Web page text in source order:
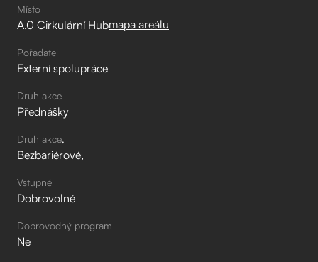
Místo
A.0 Cirkulární Hubmapa areálu
Pořadatel
Externí spolupráce
Druh akce
Přednášky
Druh akce
Bezbariérové
Vstupné
Dobrovolné
Doprovodný program
Ne